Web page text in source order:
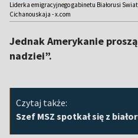
Liderka emigracyjnego gabinetu Białorusi
Cichanouskaja - x.com
Jednak Amerykanie
nadziei”.
Czytaj także:
Szef MSZ spotkał się z